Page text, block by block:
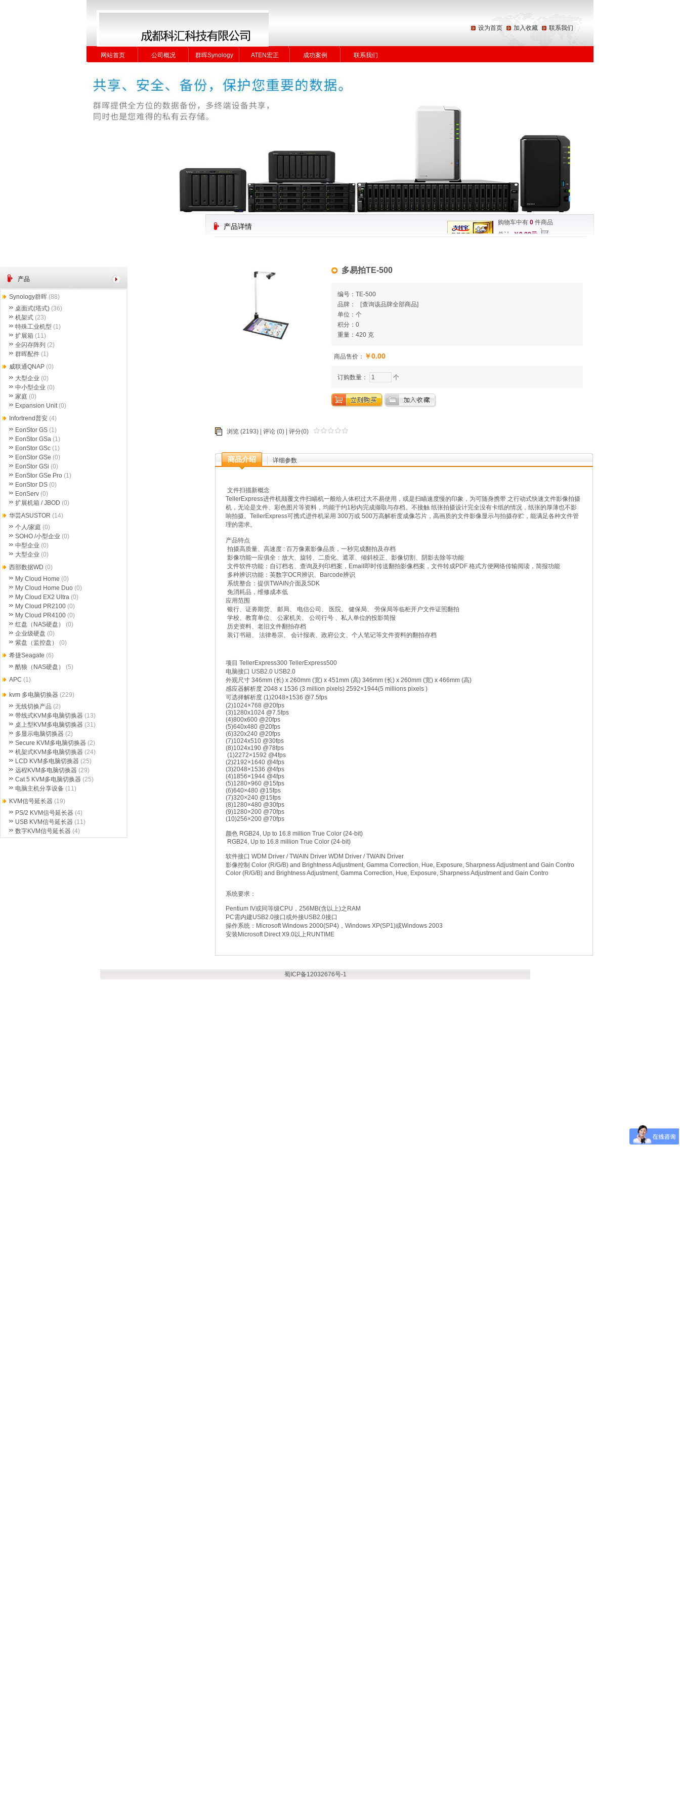
设为首页 加入收藏 联系我们
网站首页 公司概况 群晖Synology ATEN宏正 成功案例 联系我们
网站首页 公司概况 群晖Synology ATEN宏正 成功案例 联系我们
产品详情
购物车中有 0 件商品
总计
￥0.00元
多易拍TE-500
编号：TE-500
品牌：
[查询该品牌全部商品]
单位：个
积分：0
重量：420 克
商品售价： ￥0.00
订购数量： 个
浏览 (2193) | 评论 (0) | 评分(0)
商品介绍 详细参数
文件扫描新概念
TellerExpress进件机颠覆文件扫瞄机一般给人体积过大不易使用，或是扫瞄速度慢的印象，为可随身携带 之行动式快速文件影像拍摄
机，无论是文件、彩色图片等资料，均能于约1秒内完成撷取与存档。不接触 纸张拍摄设计完全没有卡纸的情况，纸张的厚薄也不影
响拍摄。TellerExpress可携式进件机采用 300万或 500万高解析度成像芯片，高画质的文件影像显示与拍摄存贮，能满足各种文件管
理的需求。
产品特点
拍摄高质量、高速度 : 百万像素影像品质，一秒完成翻拍及存档
影像功能一应俱全：放大、旋转、二质化、遮罩、倾斜校正、影像切割、阴影去除等功能
文件软件功能：自订档名、查询及列印档案，Email即时传送翻拍影像档案，文件转成PDF 格式方便网络传输阅读，简报功能
多种辨识功能：英数字OCR辨识、Barcode辨识
系统整合：提供TWAIN介面及SDK
免消耗品，维修成本低
应用范围
银行、证劵期货、 邮局、 电信公司、 医院、 健保局、 劳保局等临柜开户文件证照翻拍
学校、教育单位、 公家机关、 公司行号 、私人单位的投影简报
历史资料、老旧文件翻拍存档
装订书籍、 法律卷宗、 会计报表、政府公文、个人笔记等文件资料的翻拍存档
项目 TellerExpress300 TellerExpress500
电脑接口 USB2.0 USB2.0
外观尺寸 346mm (长) x 260mm (宽) x 451mm (高) 346mm (长) x 260mm (宽) x 466mm (高)
感应器解析度 2048 x 1536 (3 million pixels) 2592×1944(5 millions pixels )
可选择解析度 (1)2048×1536 @7.5fps
(2)1024×768 @20fps
(3)1280x1024 @7.5fps
(4)800x600 @20fps
(5)640x480 @20fps
(6)320x240 @20fps
(7)1024x510 @30fps
(8)1024x190 @78fps
(1)2272×1592 @4fps
(2)2192×1640 @4fps
(3)2048×1536 @4fps
(4)1856×1944 @4fps
(5)1280×960 @15fps
(6)640×480 @15fps
(7)320×240 @15fps
(8)1280×480 @30fps
(9)1280×200 @70fps
(10)256×200 @70fps
颜色 RGB24, Up to 16.8 million True Color (24-bit)
RGB24, Up to 16.8 million True Color (24-bit)
软件接口 WDM Driver / TWAIN Driver WDM Driver / TWAIN Driver
影像控制 Color (R/G/B) and Brightness Adjustment, Gamma Correction, Hue, Exposure, Sharpness Adjustment and Gain Contro
Color (R/G/B) and Brightness Adjustment, Gamma Correction, Hue, Exposure, Sharpness Adjustment and Gain Contro
系统要求：
Pentium IV或同等级CPU，256MB(含以上)之RAM
PC需内建USB2.0接口或外接USB2.0接口
操作系统：Microsoft Windows 2000(SP4)，Windows XP(SP1)或Windows 2003
安装Microsoft Direct X9.0以上RUNTIME
蜀ICP备12032676号-1
产品
Synology群晖 (88)
桌面式(塔式) (36)
机架式 (23)
特殊工业机型 (1)
扩展箱 (11)
全闪存阵列 (2)
群晖配件 (1)
威联通QNAP (0)
大型企业 (0)
中小型企业 (0)
家庭 (0)
Expansion Unit(0)
Infortrend普安 (4)
EonStor GS (1)
EonStor GSa (1)
EonStor GSc (1)
EonStor GSe (0)
EonStor GSi (0)
EonStor GSe Pro (1)
EonStor DS (0)
EonServ (0)
扩展机箱 / JBOD (0)
华芸ASUSTOR (14)
个人/家庭 (0)
SOHO /小型企业 (0)
中型企业 (0)
大型企业 (0)
西部数据WD (0)
My Cloud Home (0)
My Cloud Home Duo (0)
My Cloud EX2 Ultra (0)
My Cloud PR2100 (0)
My Cloud PR4100 (0)
红盘（NAS硬盘）
(0)
企业级硬盘 (0)
紫盘（监控盘）
(0)
希捷Seagate (6)
酷狼（NAS硬盘）
(5)
APC (1)
kvm 多电脑切换器 (229)
无线切换产品 (2)
带线式KVM多电脑切换器 (13)
桌上型KVM多电脑切换器 (31)
多显示电脑切换器 (2)
Secure KVM多电脑切换器 (2)
机架式KVM多电脑切换器 (24)
LCD KVM多电脑切换器 (25)
远程KVM多电脑切换器 (29)
Cat 5 KVM多电脑切换器 (25)
电脑主机分享设备 (11)
KVM信号延长器 (19)
PS/2 KVM信号延长器 (4)
USB KVM信号延长器 (11)
数字KVM信号延长器 (4)